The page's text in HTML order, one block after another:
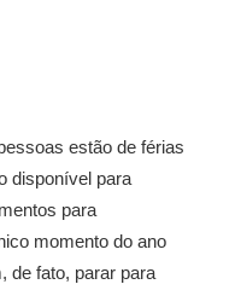
estão de férias
disponível para
para
momento do ano
de fato, parar para